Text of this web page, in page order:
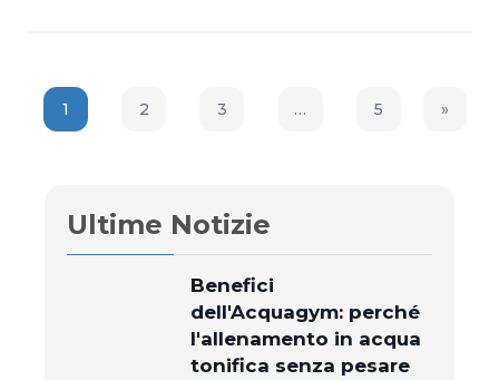
1 2 3 … 5 Next
»
Ultime Notizie
Benefici
dell'Acquagym: perché
l'allenamento in acqua
tonifica senza pesare